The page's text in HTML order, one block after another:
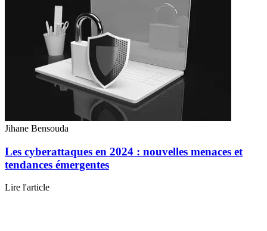
Jihane Bensouda
Les cyberattaques en 2024 : nouvelles menaces et
tendances émergentes
Lire l'article